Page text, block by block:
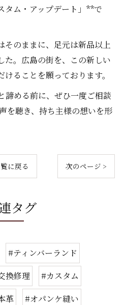
タム・アップデート」**で
そのままに、足元は新品以上
た。広島の街を、この新しい
ることを願っております。
諦める前に、ぜひ一度ご相談
を聴き、持ち主様の想いを形
に戻る 次のページ >
タグ
#ティンバーランド
換修理
#カスタム
革
#オパンケ縫い